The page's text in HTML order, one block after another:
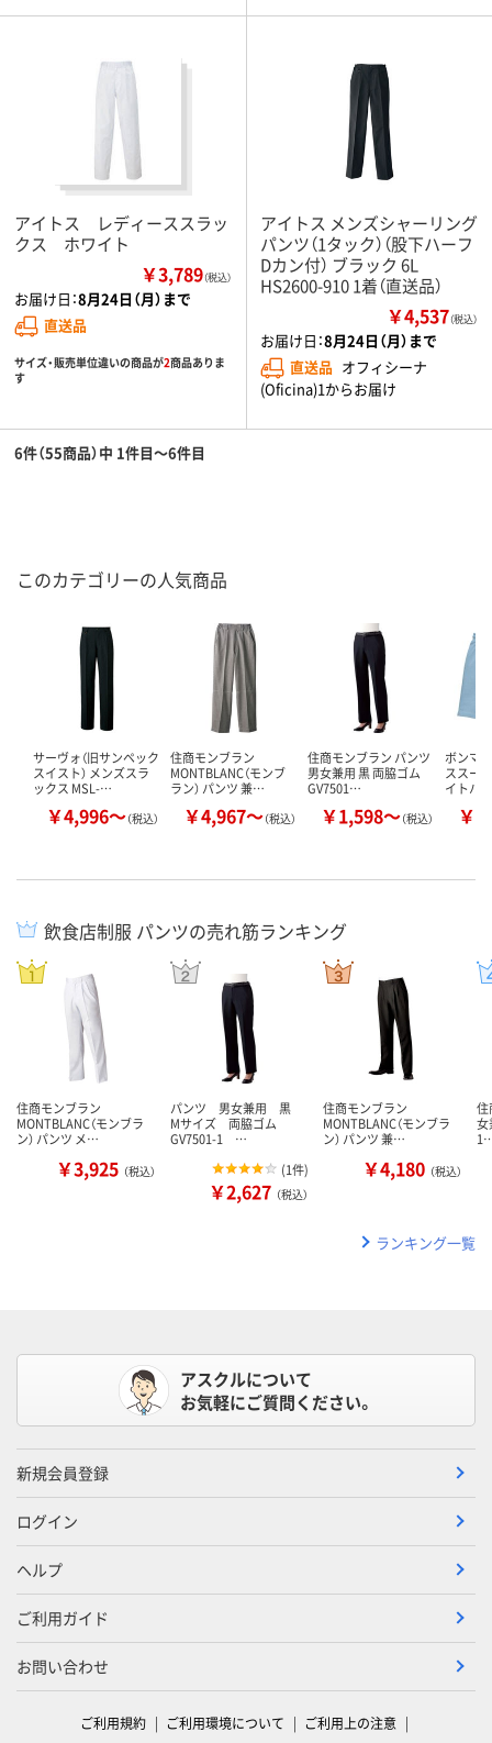
アイトス レディーススラッ
クス ホワイト
￥3,789（税込）
お届け日：8月24日（月）まで
直送品
サイズ・販売単位違いの商品が2商品ありま
す
アイトス メンズシャーリング
パンツ（1タック）（股下ハーフ
Dカン付） ブラック 6L
HS2600-910 1着（直送品）
￥4,537（税込）
お届け日：8月24日（月）まで
直送品 オフィシーナ
(Oficina)1からお届け
6件（55商品）中 1件目～6件目
このカテゴリーの人気商品
サーヴォ（旧サンペック
スイスト） メンズスラ
ックス MSL-…
￥4,996～（税込）
住商モンブラン
MONTBLANC（モンブ
ラン） パンツ 兼…
￥4,967～（税込）
住商モンブラン パンツ
男女兼用 黒 両脇ゴム
GV7501…
￥1,598～（税込）
ボンマ
ススー
イトハ
￥
飲食店制服 パンツの売れ筋ランキング
住商モンブラン
MONTBLANC（モンブラ
ン） パンツ メ…
￥3,925 （税込）
パンツ 男女兼用 黒
Mサイズ 両脇ゴム
GV7501-1 …
(1件)
￥2,627 （税込）
住商モンブラン
MONTBLANC（モンブラ
ン） パンツ 兼…
￥4,180 （税込）
住
女
ランキング一覧
アスクルについて
お気軽にご質問ください。
新規会員登録
ログイン
ヘルプ
ご利用ガイド
お問い合わせ
ご利用規約 ご利用環境について ご利用上の注意